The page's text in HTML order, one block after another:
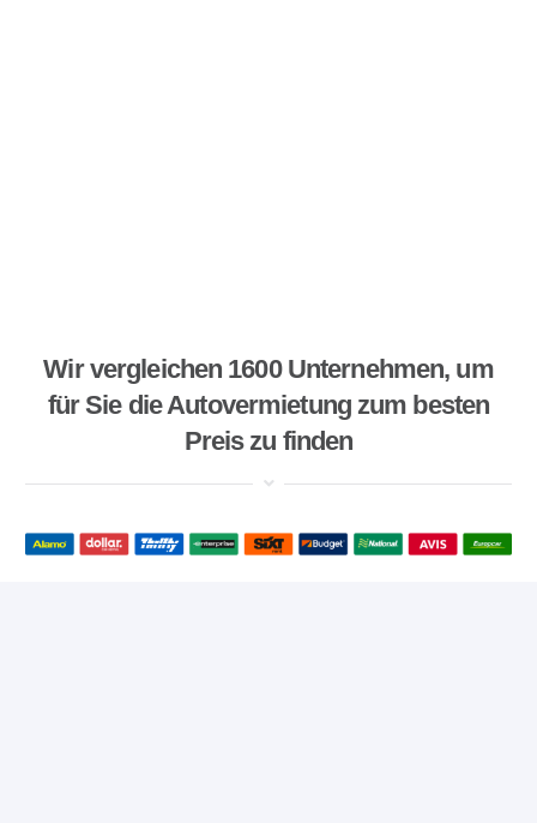
Wir vergleichen 1600 Unternehmen, um
für Sie die Autovermietung zum besten
Preis zu finden